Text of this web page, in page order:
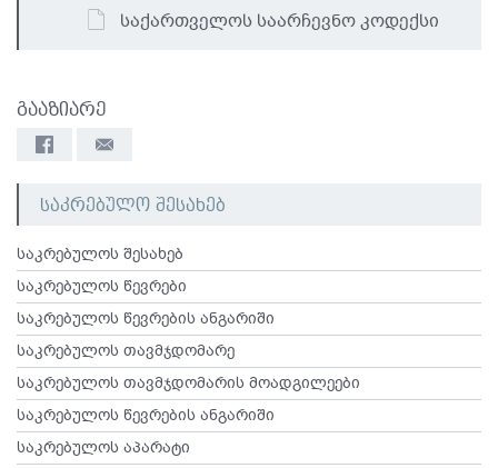
საქართველოს საარჩევნო კოდექსი
გააზიარე
საკრებულო შესახებ
საკრებულოს შესახებ
საკრებულოს წევრები
საკრებულოს წევრების ანგარიში
საკრებულოს თავმჯდომარე
საკრებულოს თავმჯდომარის მოადგილეები
საკრებულოს წევრების ანგარიში
საკრებულოს აპარატი